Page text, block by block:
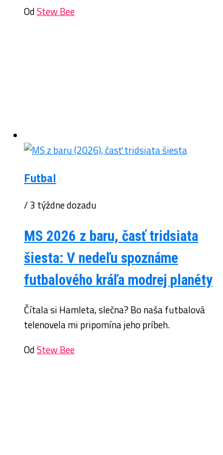
OdStew Bee
Futbal
/ 3 týždne dozadu
MS 2026 z baru, časť tridsiata
šiesta: V nedeľu spoznáme
futbalového kráľa modrej planéty
Čítala si Hamleta, slečna? Bo naša futbalová
telenovela mi pripomína jeho príbeh.
OdStew Bee